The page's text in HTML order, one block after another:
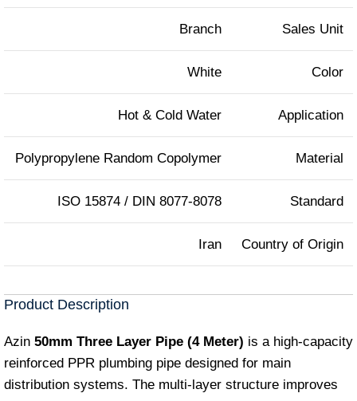
Sales Unit
Branch
Color
White
Application
Hot & Cold Water
Material
Polypropylene Random Copolymer
Standard
ISO 15874 / DIN 8077‑8078
Country of Origin
Iran
Product Description
Azin 50mm Three Layer Pipe (4 Meter) is a high-capacity
reinforced PPR plumbing pipe designed for main
distribution systems. The multi-layer structure improves